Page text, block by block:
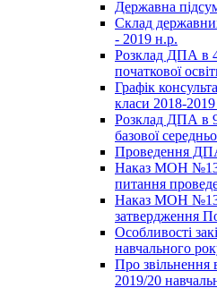
Державна
Склад
- 2019 н.р.
Розклад ДПА в
початкової
Графік
класи 2018-
Розклад ДПА в
базової
Проведення
Наказ МОН
питання
Наказ МОН
затвердження
Особливості
навчального
Про звільнення
2019/20